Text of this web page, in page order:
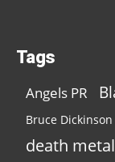
Tags
Angels PR
Bruce Dickinson
death metal